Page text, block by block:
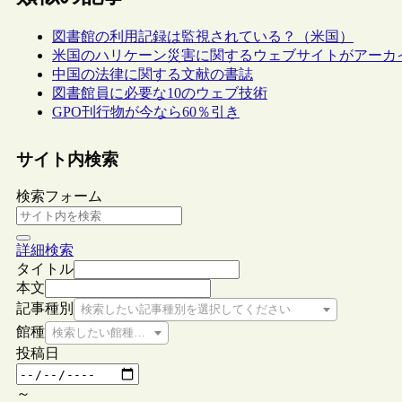
図書館の利用記録は監視されている？（米国）
米国のハリケーン災害に関するウェブサイトがアーカ
中国の法律に関する文献の書誌
図書館員に必要な10のウェブ技術
GPO刊行物が今なら60％引き
サイト内検索
検索フォーム
詳細検索
タイトル
本文
記事種別
検索したい記事種別を選択してください
館種 検索したい館種を選択してください
投稿日
～